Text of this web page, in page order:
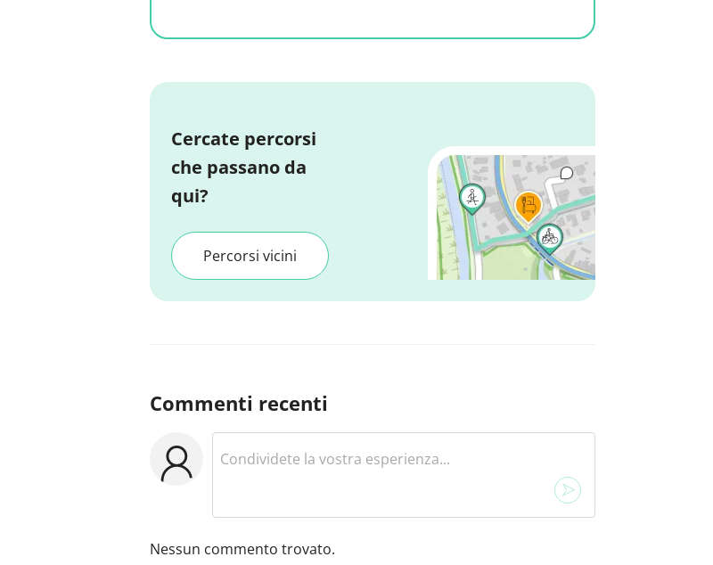
Cercate percorsi
che passano da
qui?
Percorsi vicini
Commenti recenti
Nessun commento trovato.